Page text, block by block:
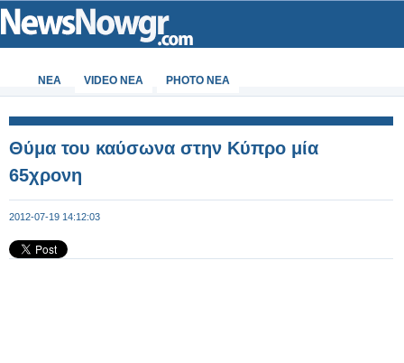
ΝΕΑ VIDEO NEA PHOTO NEA
Θύμα του καύσωνα στην Κύπρο μία
65χρονη
2012-07-19 14:12:03